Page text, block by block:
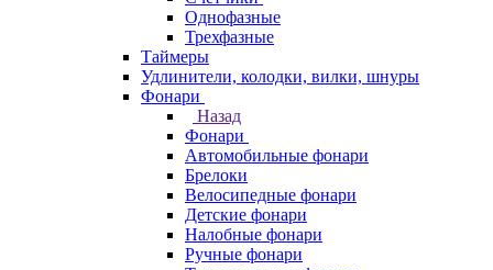
Однофазные
Трехфазные
Таймеры
Удлинители, колодки, вилки, шнуры
Фонари
Назад
Фонари
Автомобильные фонари
Брелоки
Велосипедные фонари
Детские фонари
Налобные фонари
Ручные фонари